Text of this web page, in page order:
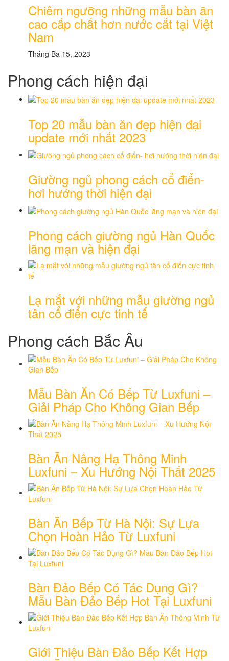
Chiêm ngưỡng những mẫu bàn ăn
cao cấp chất hơn nước cất tại Việt
Nam
Tháng Ba 15, 2023
Phong cách hiện đại
Top 20 mẫu bàn ăn đẹp hiện đại
update mới nhất 2023
Giường ngủ phong cách cổ điển-
hơi hướng thời hiện đại
Phong cách giường ngủ Hàn Quốc
lãng mạn và hiện đại
Lạ mắt với những mẫu giường ngủ
tân cổ điển cực tinh tế
Phong cách Bắc Âu
Mẫu Bàn Ăn Có Bếp Từ Luxfuni –
Giải Pháp Cho Không Gian Bếp
Bàn Ăn Nâng Hạ Thông Minh
Luxfuni – Xu Hướng Nội Thất 2025
Bàn Ăn Bếp Từ Hà Nội: Sự Lựa
Chọn Hoàn Hảo Từ Luxfuni
Bàn Đảo Bếp Có Tác Dụng Gì?
Mẫu Bàn Đảo Bếp Hot Tại Luxfuni
Giới Thiệu Bàn Đảo Bếp Kết Hợp